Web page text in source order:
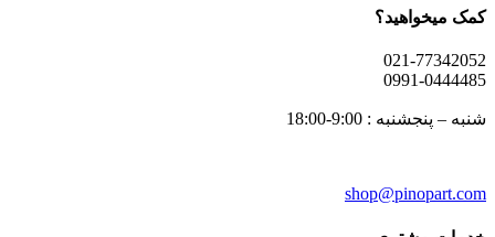
کمک میخواهید؟
021-77342052
0991-0444485
شنبه – پنجشنبه : 9:00-18:00
shop@pinopart.com